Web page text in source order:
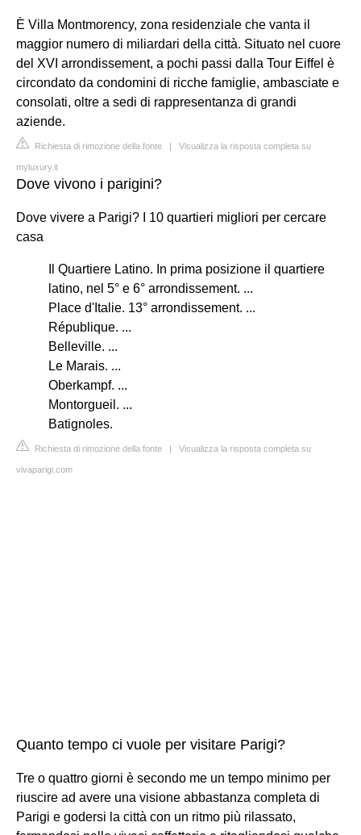
È Villa Montmorency, zona residenziale che vanta il
maggior numero di miliardari della città. Situato nel cuore
del XVI arrondissement, a pochi passi dalla Tour Eiffel è
circondato da condomini di ricche famiglie, ambasciate e
consolati, oltre a sedi di rappresentanza di grandi
aziende.
Richiesta di rimozione della fonte | Visualizza la risposta completa su
myluxury.it
Dove vivono i parigini?
Dove vivere a Parigi? I 10 quartieri migliori per cercare
casa
Il Quartiere Latino. In prima posizione il quartiere
latino, nel 5° e 6° arrondissement. ...
Place d'Italie. 13° arrondissement. ...
République. ...
Belleville. ...
Le Marais. ...
Oberkampf. ...
Montorgueil. ...
Batignoles.
Richiesta di rimozione della fonte | Visualizza la risposta completa su
vivaparigi.com
Quanto tempo ci vuole per visitare Parigi?
Tre o quattro giorni è secondo me un tempo minimo per
riuscire ad avere una visione abbastanza completa di
Parigi e godersi la città con un ritmo più rilassato,